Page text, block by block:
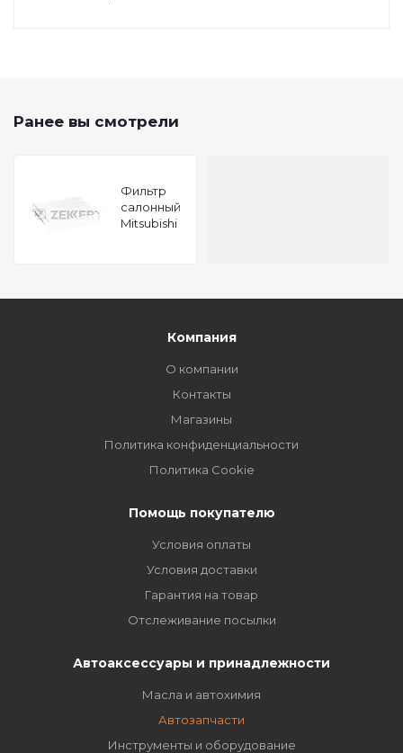
Ранее вы смотрели
Фильтр
салонный
Mitsubishi
Компания
О компании
Контакты
Магазины
Политика конфиденциальности
Политика Cookie
Помощь покупателю
Условия оплаты
Условия доставки
Гарантия на товар
Отслеживание посылки
Автоаксессуары и принадлежности
Масла и автохимия
Автозапчасти
Инструменты и оборудование